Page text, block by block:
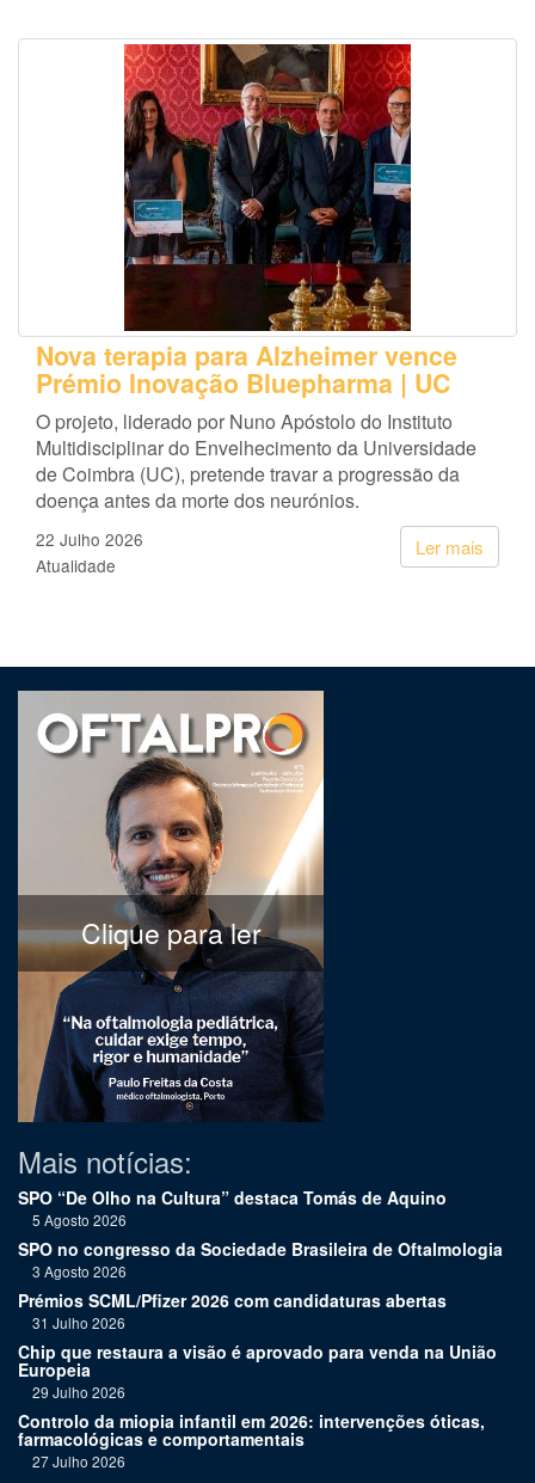
Nova terapia para Alzheimer vence
Prémio Inovação Bluepharma | UC
O projeto, liderado por Nuno Apóstolo do Instituto
Multidisciplinar do Envelhecimento da Universidade
de Coimbra (UC), pretende travar a progressão da
doença antes da morte dos neurónios.
Ler mais
22 Julho 2026
Atualidade
Clique para ler
Mais notícias:
SPO “De Olho na Cultura” destaca Tomás de Aquino
5 Agosto 2026
SPO no congresso da Sociedade Brasileira de Oftalmologia
3 Agosto 2026
Prémios SCML/Pfizer 2026 com candidaturas abertas
31 Julho 2026
Chip que restaura a visão é aprovado para venda na União
Europeia
29 Julho 2026
Controlo da miopia infantil em 2026: intervenções óticas,
farmacológicas e comportamentais
27 Julho 2026